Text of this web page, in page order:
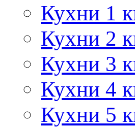
Кухни 1
Кухни 2
Кухни 3
Кухни 4
Кухни 5